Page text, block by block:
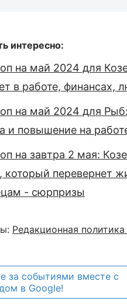
интересно:
на май 2024 для
в работе, финансах,
на май 2024 для
и повышение на
на завтра 2 мая:
который перевернет
- сюрпризы
Редакционная политика
за событиями вместе с
в Google!